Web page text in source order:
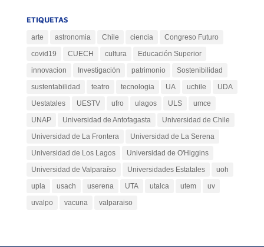
ETIQUETAS
arte astronomia Chile ciencia
Congreso Futuro
covid19
CUECH cultura
Educación Superior
innovacion
Investigación patrimonio
Sostenibilidad
sustentabilidad
teatro tecnologia UA uchile
UDA
Uestatales
UESTV ufro ulagos ULS
umce
UNAP
Universidad de Antofagasta
Universidad de Chile
Universidad de La Frontera
Universidad de La Serena
Universidad de Los Lagos
Universidad de O'Higgins
Universidad de Valparaíso
Universidades Estatales
uoh
upla
usach userena UTA utalca utem
uv
uvalpo
vacuna valparaiso